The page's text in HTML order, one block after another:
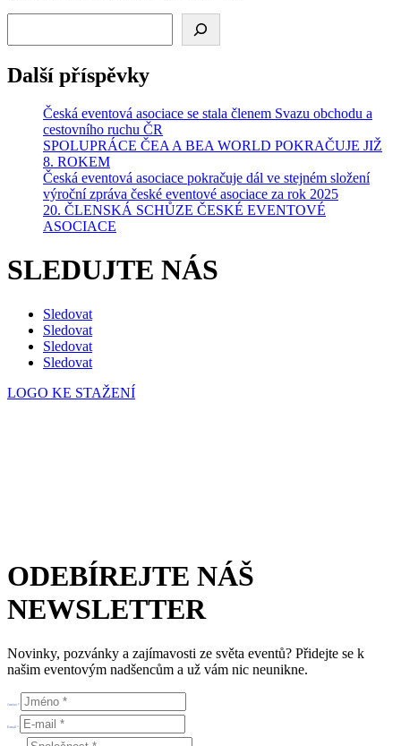
Další příspěvky
Česká eventová asociace se stala členem Svazu obchodu a
cestovního ruchu ČR
SPOLUPRÁCE ČEA A BEA WORLD POKRAČUJE JIŽ
8. ROKEM
Česká eventová asociace pokračuje dál ve stejném složení
výroční zpráva české eventové asociace za rok 2025
20. ČLENSKÁ SCHŮZE ČESKÉ EVENTOVÉ
ASOCIACE
SLEDUJTE NÁS
Sledovat
Sledovat
Sledovat
Sledovat
LOGO KE STAŽENÍ
ODEBÍREJTE NÁŠ
NEWSLETTER
Novinky, pozvánky a zajímavosti ze světa eventů? Přidejte se k
našim eventovým nadšencům a už vám nic neunikne.
Jméno *
E-mail *